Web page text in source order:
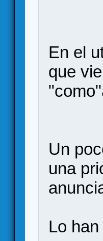
En el
que
Un
una
Lo